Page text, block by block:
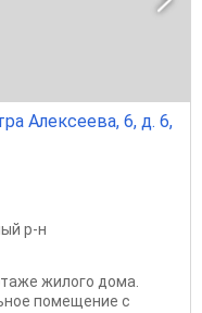
Алексеева, 6, д. 6,
р-н
жилого дома.
помещение с